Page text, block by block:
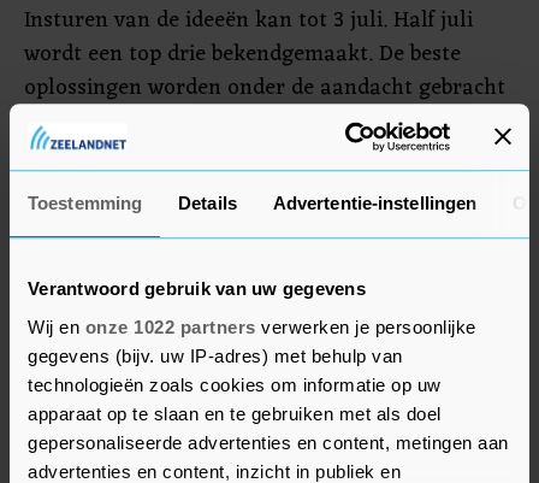
Toestemming Details Advertentie-instellingen
Verantwoord gebruik van uw gegevens
Wij en onze 1022 partners verwerken je persoonlijke
gegevens (bijv. uw IP-adres) met behulp van
technologieën zoals cookies om informatie op uw
apparaat op te slaan en te gebruiken met als doel
gepersonaliseerde advertenties en content, metingen aan
advertenties en content, inzicht in publiek en
Insturen van de ideeën kan tot 3 juli. Half juli
wordt een top drie bekendgemaakt. De beste
oplossingen worden onder de aandacht gebracht
via sociale media en ondernemersplatformen.